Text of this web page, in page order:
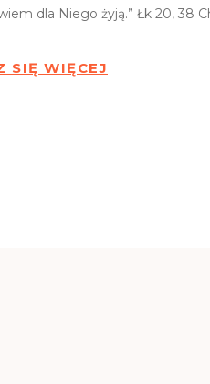
dla Niego żyją.” Łk 20, 38
SIĘ WIĘCEJ